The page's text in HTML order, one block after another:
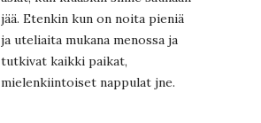
jää. Etenkin kun on noita pieniä
ja uteliaita mukana menossa ja
tutkivat kaikki paikat,
mielenkiintoiset nappulat jne.